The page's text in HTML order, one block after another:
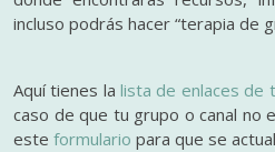
incluso podrás hacer “terapia de
Aquí tienes lalista de enlaces de
caso de que tu grupo o canal no
este formulario para que se